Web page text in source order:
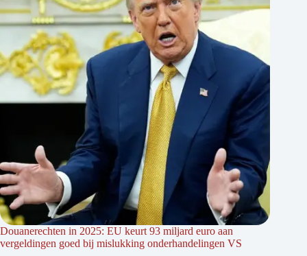
Douanerechten in 2025: EU keurt 93 miljard euro aan
vergeldingen goed bij mislukking onderhandelingen VS